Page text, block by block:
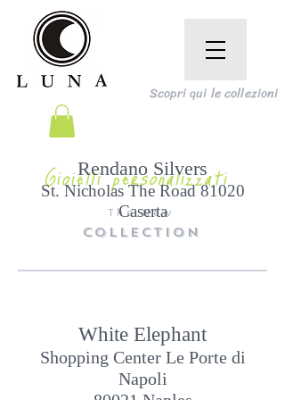
The New
COLLECTION
Scopri qui le collezioni
Gioielli personalizzati
Rendano Silvers
St. Nicholas The Road 81020
Caserta
White Elephant
Shopping Center Le Porte di
Napoli